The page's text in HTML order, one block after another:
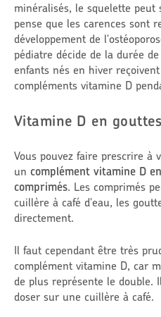
minéralisés, le squelette peut
pense que les carences sont
développement de
pédiatre décide de la durée
enfants nés en hiver
compléments vitamine D
Vitamine D en
Vous pouvez faire prescrire à
un complément vitamine D
comprimés. Les comprimés
cuillère à café d'eau, les
directement.
Il faut cependant être très
complément vitamine D, car
de plus représente le double.
doser sur une cuillère à café.